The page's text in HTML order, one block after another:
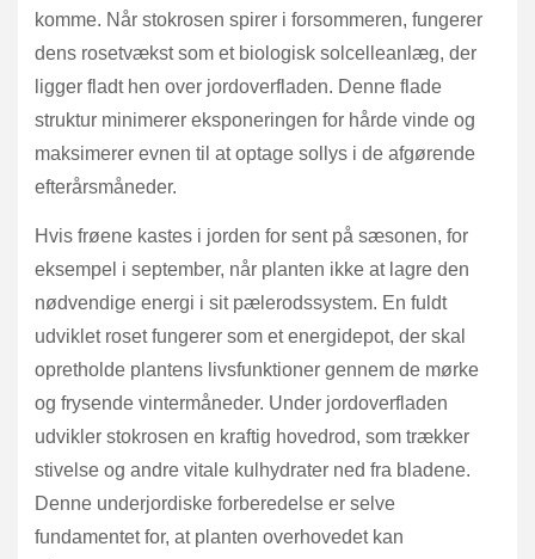
komme. Når stokrosen spirer i forsommeren, fungerer
dens rosetvækst som et biologisk solcelleanlæg, der
ligger fladt hen over jordoverfladen. Denne flade
struktur minimerer eksponeringen for hårde vinde og
maksimerer evnen til at optage sollys i de afgørende
efterårsmåneder.
Hvis frøene kastes i jorden for sent på sæsonen, for
eksempel i september, når planten ikke at lagre den
nødvendige energi i sit pælerodssystem. En fuldt
udviklet roset fungerer som et energidepot, der skal
opretholde plantens livsfunktioner gennem de mørke
og frysende vintermåneder. Under jordoverfladen
udvikler stokrosen en kraftig hovedrod, som trækker
stivelse og andre vitale kulhydrater ned fra bladene.
Denne underjordiske forberedelse er selve
fundamentet for, at planten overhovedet kan